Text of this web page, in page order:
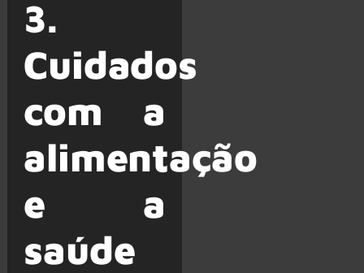
3.
Cuidados
com a
alimentação
e a
saúde